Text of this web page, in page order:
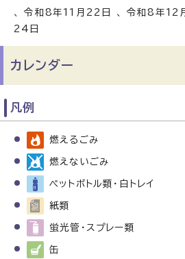
、 令和8年11月22日 、 令和8年12
24日
カレンダー
凡例
燃えるごみ
燃えないごみ
ペットボトル類・白トレイ
紙類
蛍光管・スプレー類
缶